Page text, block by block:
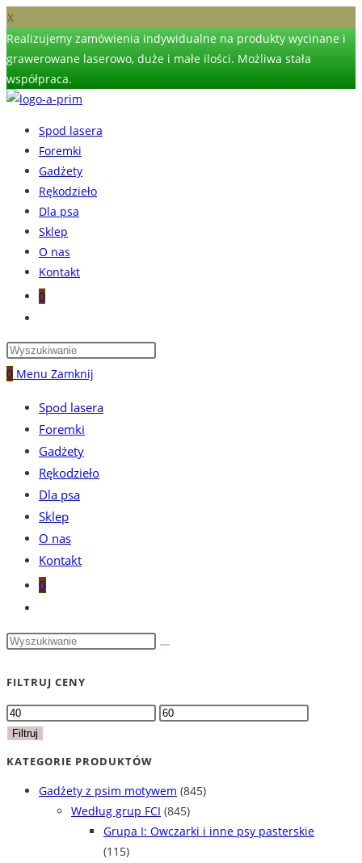
X
Realizujemy zamówienia indywidualne na produkty wycinane i
grawerowane laserowo, duże i małe ilości. Możliwa stała
współpraca.
Skip
content
Spod lasera
Foremki
Gadżety
Rękodzieło
Dla psa
Sklep
O nas
Kontakt
0
search
0 Menu Zamknij
Spod lasera
Foremki
Gadżety
Rękodzieło
Dla psa
Sklep
O nas
Kontakt
0
website
search
FILTRUJ CENY
Cena
min
Cena
Filtruj
KATEGORIE PRODUKTÓW
Gadżety z psim motywem (845)
Według grup FCI (845)
Grupa I: Owczarki i inne psy pasterskie
(115)